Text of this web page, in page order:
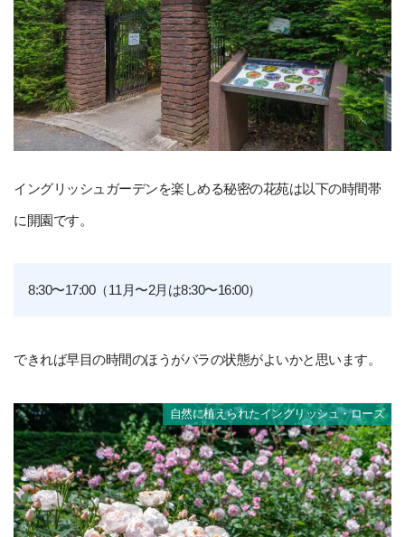
イングリッシュガーデンを楽しめる秘密の花苑は以下の時間帯
に開園です。
8:30〜17:00（11月〜2月は8:30〜16:00）
できれば早目の時間のほうがバラの状態がよいかと思います。
自然に植えられたイングリッシュ・ローズ